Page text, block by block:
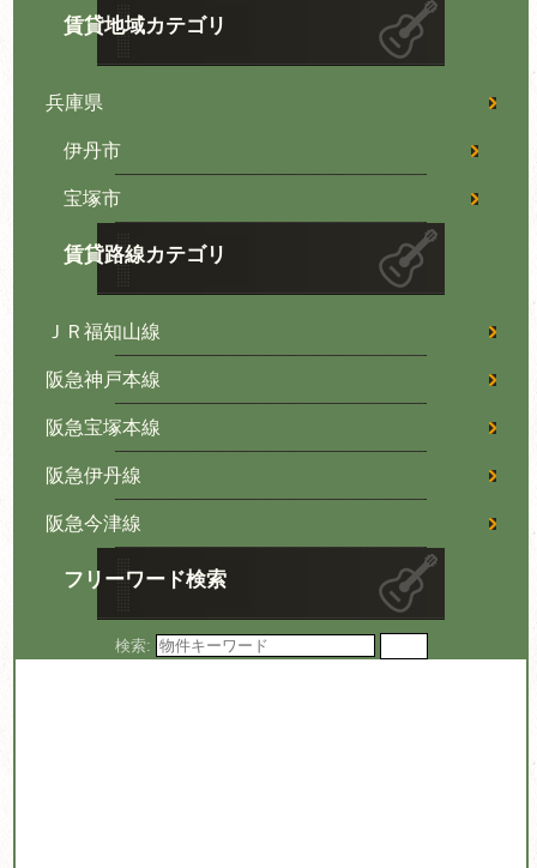
賃貸地域カテゴリ
兵庫県
伊丹市
宝塚市
賃貸路線カテゴリ
ＪＲ福知山線
阪急神戸本線
阪急宝塚本線
阪急伊丹線
阪急今津線
フリーワード検索
検索: